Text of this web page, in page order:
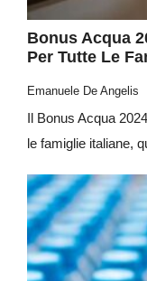
Bonus Acqua
Per Tutte Le
Emanuele De Angelis
Il Bonus Acqua
le famiglie italiane,